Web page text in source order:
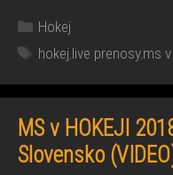
Kategórie
Hokej
Značky
hokej,live prenosy,ms
MS v HOKEJI
Slovensko